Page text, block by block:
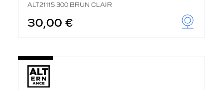
ALT21115 300 BRUN CLAIR
30,00 €